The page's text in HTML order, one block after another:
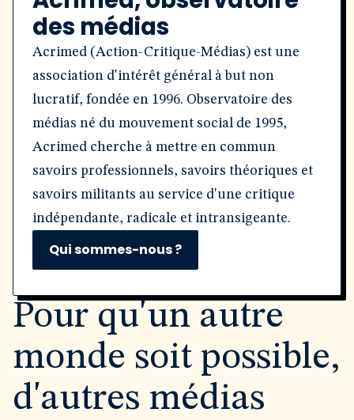
des médias
Acrimed (Action-Critique-Médias) est une
association d'intérêt général à but non
lucratif, fondée en 1996. Observatoire des
médias né du mouvement social de 1995,
Acrimed cherche à mettre en commun
savoirs professionnels, savoirs théoriques et
savoirs militants au service d'une critique
indépendante, radicale et intransigeante.
Qui sommes-nous ?
Pour qu'un autre
monde soit possible,
d'autres médias